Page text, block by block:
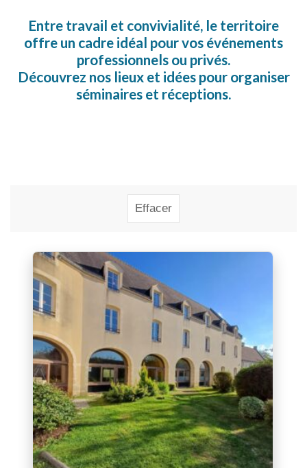
Entre travail et convivialité, le territoire
offre un cadre idéal pour vos événements
professionnels ou privés.
Découvrez nos lieux et idées pour organiser
séminaires et réceptions.
Rechercher
Effacer